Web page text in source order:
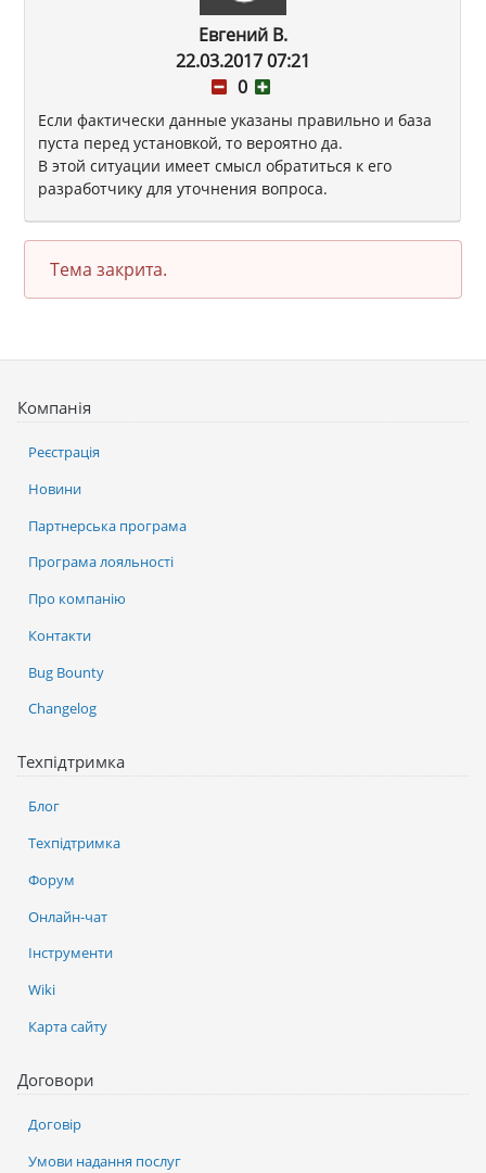
Евгений В.
22.03.2017 07:21
0
Если фактически данные указаны правильно и база
пуста перед установкой, то вероятно да.
В этой ситуации имеет смысл обратиться к его
разработчику для уточнения вопроса.
Тема закрита.
Компанія
Реєстрація
Новини
Партнерська програма
Програма лояльності
Про компанію
Контакти
Bug Bounty
Changelog
Техпідтримка
Блог
Техпідтримка
Форум
Онлайн-чат
Інструменти
Wiki
Карта сайту
Договори
Договір
Умови надання послуг